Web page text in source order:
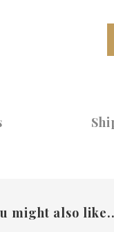
might also